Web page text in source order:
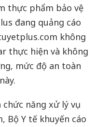
thực phẩm bảo vệ
đang quảng cáo
không
thực hiện và không
mức độ an toàn
năng xử lý vụ
Bộ Y tế khuyến cáo